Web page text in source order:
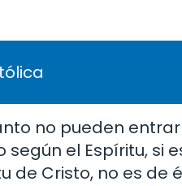
no pueden entrar
según el Espíritu, si
de Cristo, no es de